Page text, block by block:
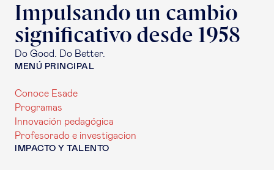
Impulsando un cambio
significativo desde 1958
Do Good. Do Better.
MENÚ PRINCIPAL
Conoce Esade
Programas
Innovación pedagógica
Profesorado e investigacion
IMPACTO Y TALENTO